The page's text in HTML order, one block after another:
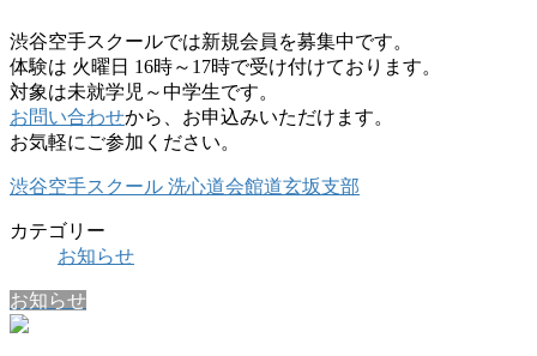
渋谷空手スクールでは新規会員を募集中です。
体験は 火曜日 16時～17時で受け付けております。
対象は未就学児～中学生です。
お問い合わせから、お申込みいただけます。
お気軽にご参加ください。
渋谷空手スクール 洗心道会館道玄坂支部
カテゴリー
お知らせ
お知らせ